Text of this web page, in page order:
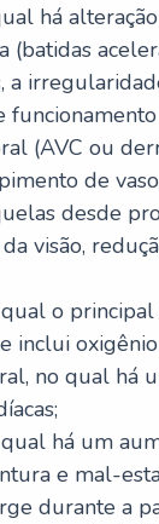
há
(batidas
a
(AVC ou
de
desde
visão,
qual o
inclui
no qual há
há um
e mal-
durante a